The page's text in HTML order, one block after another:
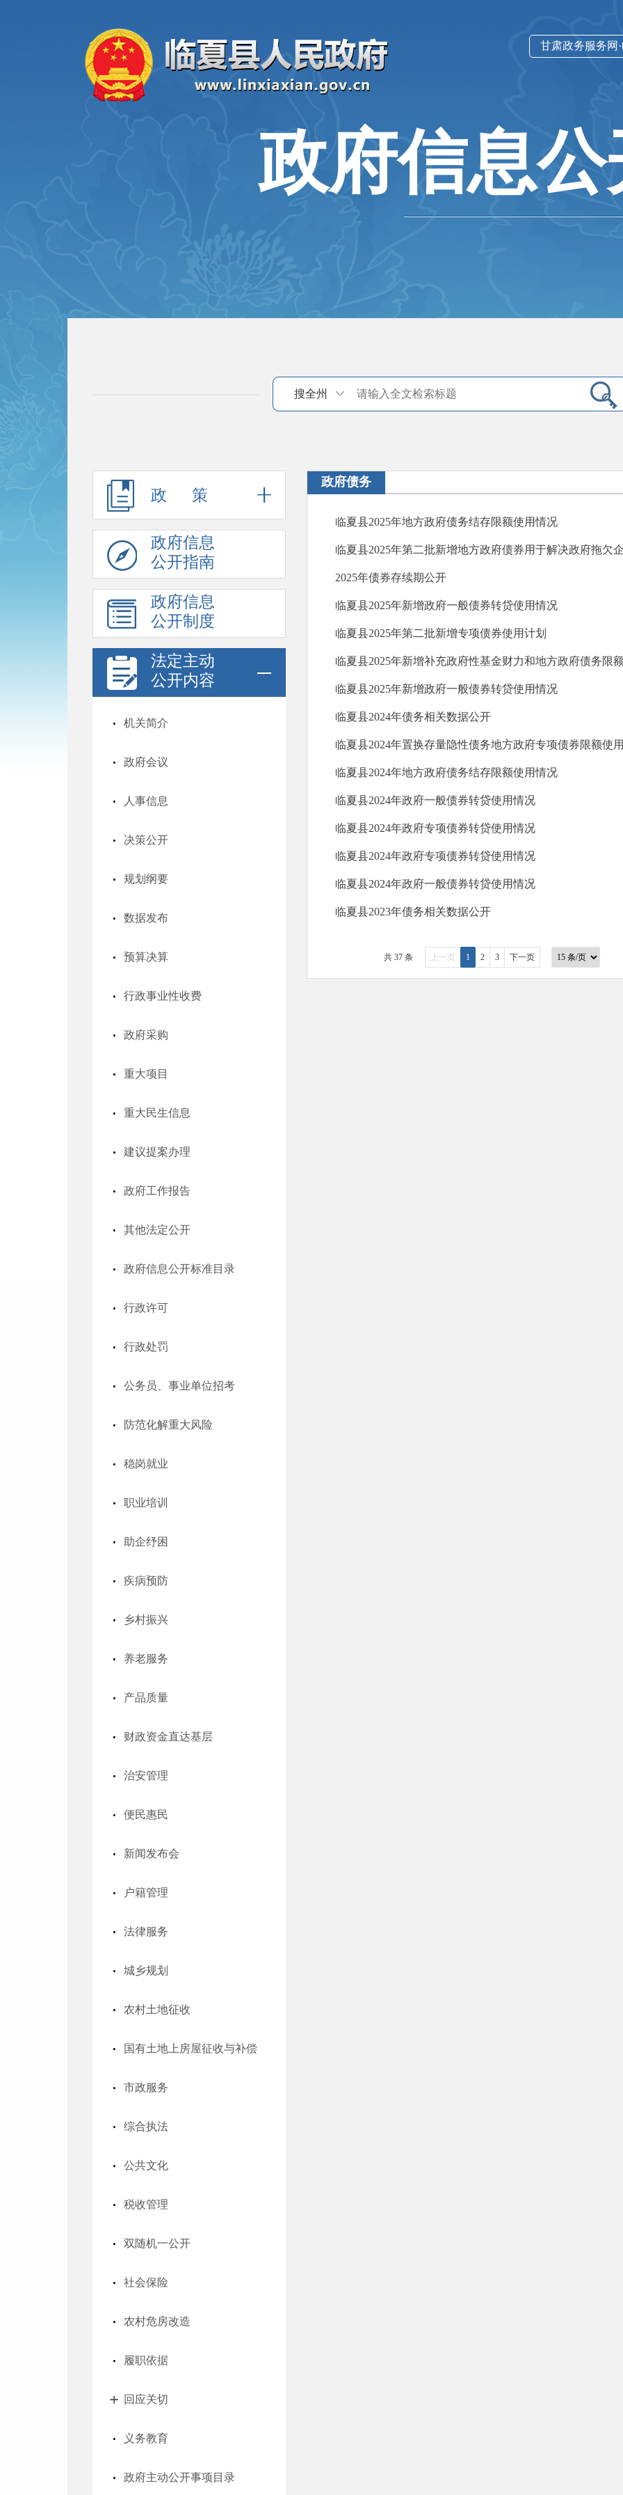
甘肃政务服务网
政府信息公
搜全州
政 策
政府信息
公开指南
政府信息
公开制度
法定主动
公开内容
机关简介
政府会议
人事信息
决策公开
规划纲要
数据发布
预算决算
行政事业性收费
政府采购
重大项目
重大民生信息
建议提案办理
政府工作报告
其他法定公开
政府信息公开标准目录
行政许可
行政处罚
公务员、事业单位招考
防范化解重大风险
稳岗就业
职业培训
助企纾困
疾病预防
乡村振兴
养老服务
产品质量
财政资金直达基层
治安管理
便民惠民
新闻发布会
户籍管理
法律服务
城乡规划
农村土地征收
国有土地上房屋征收与补偿
市政服务
综合执法
公共文化
税收管理
双随机一公开
社会保险
农村危房改造
履职依据
回应关切
义务教育
政府主动公开事项目录
政府债务
临夏县2025年地方政府债务结存限额使用情况
临夏县2025年第二批新增地方政府债券用于解决政府拖欠
2025年债券存续期公开
临夏县2025年新增政府一般债券转贷使用情况
临夏县2025年第二批新增专项债券使用计划
临夏县2025年新增补充政府性基金财力和地方政府债务限
临夏县2025年新增政府一般债券转贷使用情况
临夏县2024年债务相关数据公开
临夏县2024年置换存量隐性债务地方政府专项债券限额使
临夏县2024年地方政府债务结存限额使用情况
临夏县2024年政府一般债券转贷使用情况
临夏县2024年政府专项债券转贷使用情况
临夏县2024年政府专项债券转贷使用情况
临夏县2024年政府一般债券转贷使用情况
临夏县2023年债务相关数据公开
共 37 条 上一页 1 2 3 下一页